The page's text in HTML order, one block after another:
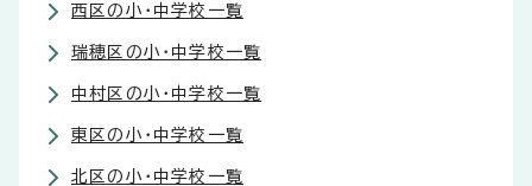
西区の小・中学校一覧
瑞穂区の小・中学校一覧
中村区の小・中学校一覧
東区の小・中学校一覧
北区の小・中学校一覧